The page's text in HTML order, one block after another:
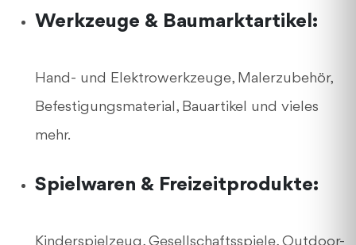
Werkzeuge & Baumarktartikel:
Hand- und Elektrowerkzeuge, Malerzubehör,
Befestigungsmaterial, Bauartikel und vieles
mehr.
Spielwaren & Freizeitprodukte:
Kinderspielzeug, Gesellschaftsspiele, Outdoor-